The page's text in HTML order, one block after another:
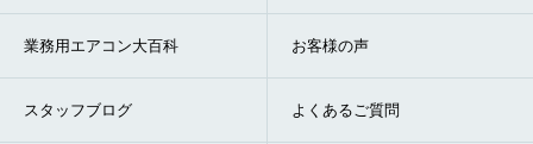
業務用エアコン大百科 お客様の声
スタッフブログ よくあるご質問